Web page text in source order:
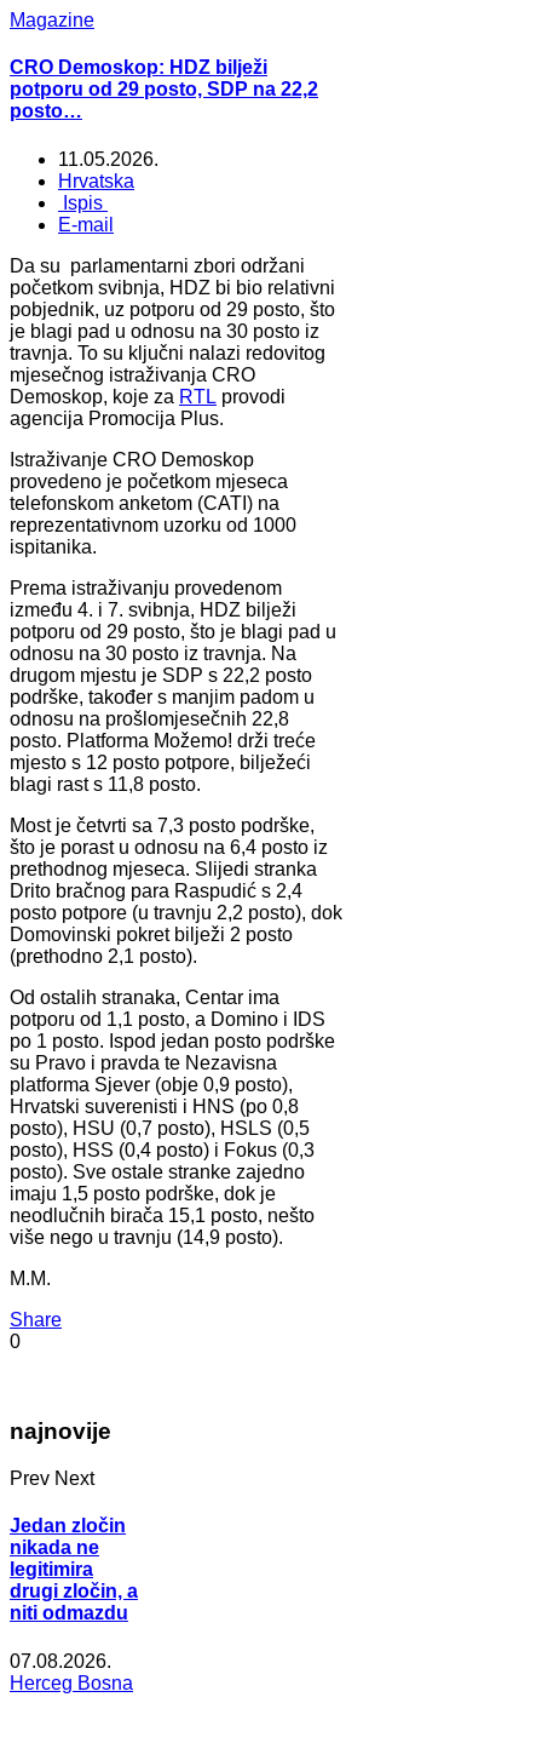
Magazine
CRO Demoskop: HDZ bilježi
potporu od 29 posto, SDP na 22,2
posto…
11.05.2026.
Hrvatska
Ispis
E-mail
Da su parlamentarni zbori održani
početkom svibnja, HDZ bi bio relativni
pobjednik, uz potporu od 29 posto, što
je blagi pad u odnosu na 30 posto iz
travnja. To su ključni nalazi redovitog
mjesečnog istraživanja CRO
Demoskop, koje za RTL provodi
agencija Promocija Plus.
Istraživanje CRO Demoskop
provedeno je početkom mjeseca
telefonskom anketom (CATI) na
reprezentativnom uzorku od 1000
ispitanika.
Prema istraživanju provedenom
između 4. i 7. svibnja, HDZ bilježi
potporu od 29 posto, što je blagi pad u
odnosu na 30 posto iz travnja. Na
drugom mjestu je SDP s 22,2 posto
podrške, također s manjim padom u
odnosu na prošlomjesečnih 22,8
posto. Platforma Možemo! drži treće
mjesto s 12 posto potpore, bilježeći
blagi rast s 11,8 posto.
Most je četvrti sa 7,3 posto podrške,
što je porast u odnosu na 6,4 posto iz
prethodnog mjeseca. Slijedi stranka
Drito bračnog para Raspudić s 2,4
posto potpore (u travnju 2,2 posto), dok
Domovinski pokret bilježi 2 posto
(prethodno 2,1 posto).
Od ostalih stranaka, Centar ima
potporu od 1,1 posto, a Domino i IDS
po 1 posto. Ispod jedan posto podrške
su Pravo i pravda te Nezavisna
platforma Sjever (obje 0,9 posto),
Hrvatski suverenisti i HNS (po 0,8
posto), HSU (0,7 posto), HSLS (0,5
posto), HSS (0,4 posto) i Fokus (0,3
posto). Sve ostale stranke zajedno
imaju 1,5 posto podrške, dok je
neodlučnih birača 15,1 posto, nešto
više nego u travnju (14,9 posto).
M.M.
Share
0
najnovije
Prev Next
Jedan zločin
nikada ne
legitimira
drugi zločin, a
niti odmazdu
07.08.2026.
Herceg Bosna